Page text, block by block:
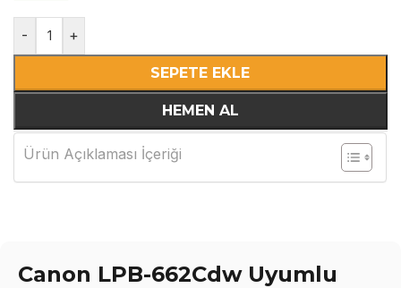
- +
SEPETE EKLE
HEMEN AL
Ürün Açıklaması İçeriği
Canon LPB-662Cdw Uyumlu